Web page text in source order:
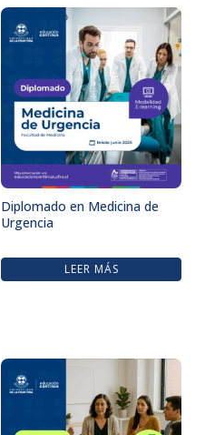
Diplomado en Medicina de
Urgencia
LEER MÁS